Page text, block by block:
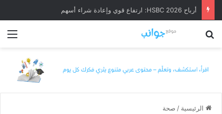
أرباح HSBC 2026: ارتفاع قوي وإعادة شراء أسهم
الرئيسية / صحة